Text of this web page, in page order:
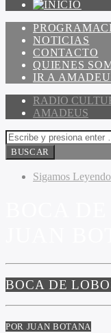
NOTICIAS
CONTACTO
QUIENES
IR A
RADIO
AMADEUS
Sigamos
BOCA DE
POR JUAN BOTANA